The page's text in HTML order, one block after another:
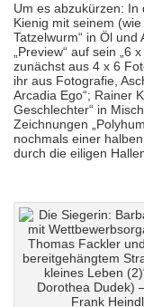
Um es abzukürzen:
Kienig mit seinem
Tatzelwurm“ in Öl
„Preview“ auf sein
zunächst aus 4 x 6
ihr aus Fotografie,
Arcadia Ego“; Rainer
Geschlechter“ in
Zeichnungen
nochmals einer
durch die eiligen